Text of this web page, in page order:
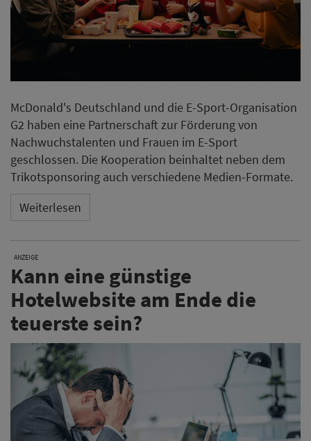
McDonald's Deutschland und die E-Sport-Organisation
G2 haben eine Partnerschaft zur Förderung von
Nachwuchstalenten und Frauen im E-Sport
geschlossen. Die Kooperation beinhaltet neben dem
Trikotsponsoring auch verschiedene Medien-Formate.
Weiterlesen
ANZEIGE
Kann eine günstige
Hotelwebsite am Ende die
teuerste sein?